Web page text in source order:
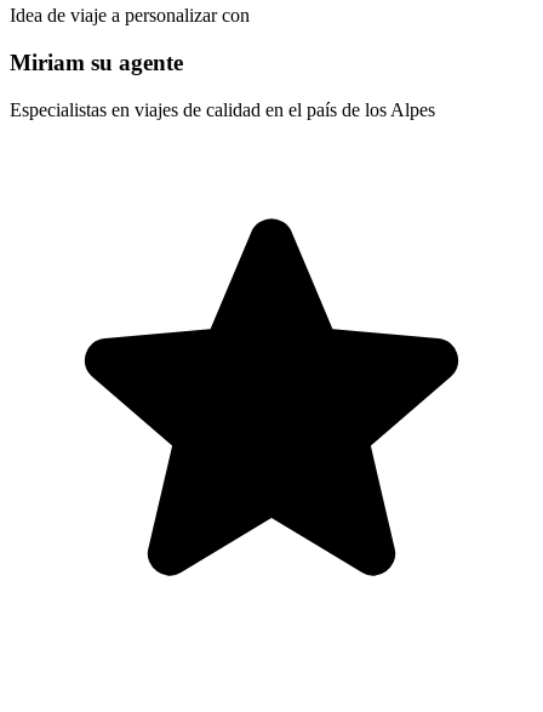
Idea de viaje a personalizar con
Miriam su agente
Especialistas en viajes de calidad en el país de los Alpes